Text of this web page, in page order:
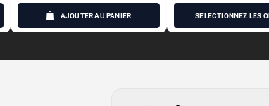
AJOUTER AU PANIER SÉLECTIONNEZ LES